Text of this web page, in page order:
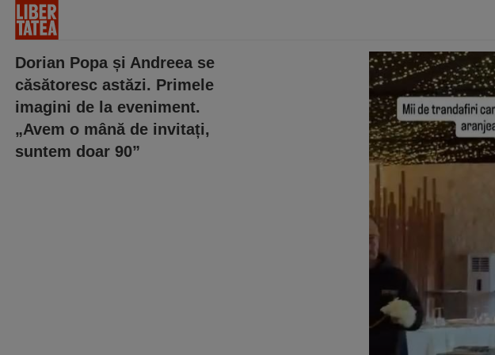
Dorian Popa și Andreea se
căsătoresc astăzi. Primele
imagini de la eveniment.
„Avem o mână de invitați,
suntem doar 90”